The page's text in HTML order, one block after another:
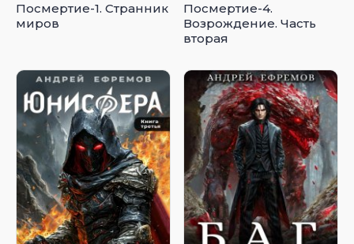
Посмертие-1. Странник
миров
Посмертие-4.
Возрождение. Часть
вторая